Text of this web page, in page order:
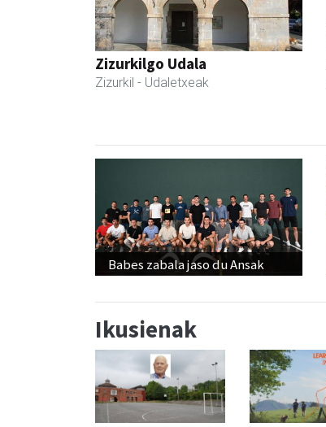
Zizurkilgo Udala
Zizurkil - Udaletxeak
Babes zabala jaso du Ansak
Ikusienak